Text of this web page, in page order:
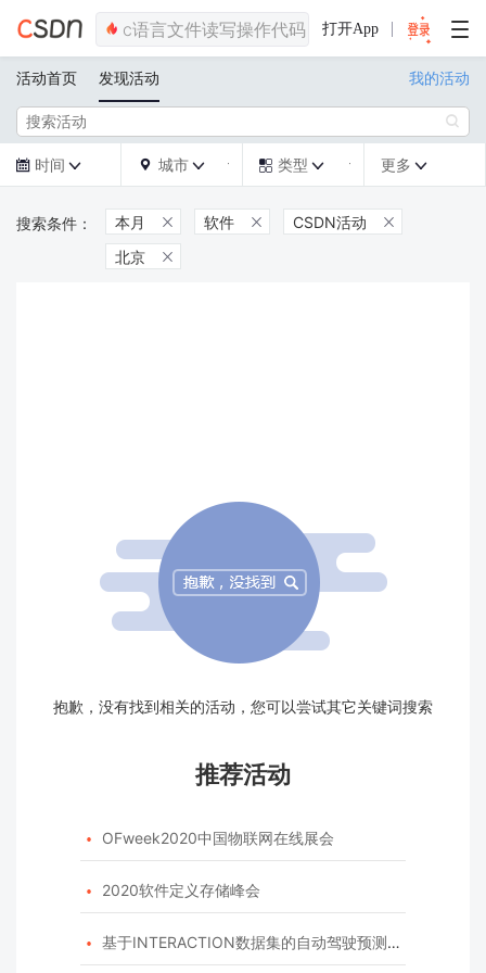
打开App
活动首页 发现活动 我的活动

 时间   城市   类型  更多 
本月  软件  CSDN活动 
北京 
抱歉，没有找到相关的活动，您可以尝试其它关键词搜索
推荐活动
 OFweek2020中国物联网在线展会
 2020软件定义存储峰会
 基于INTERACTION数据集的自动驾驶预测模型挑战赛